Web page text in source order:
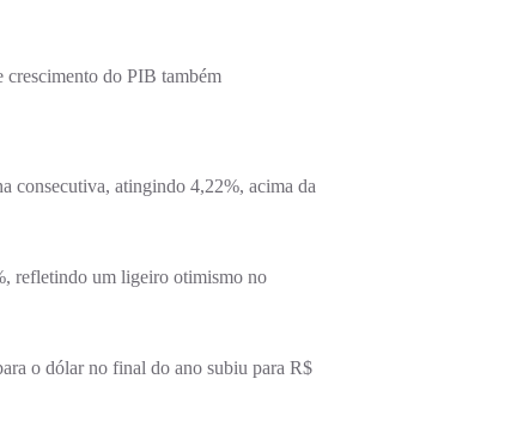
crescimento do PIB também
consecutiva, atingindo 4,22%, acima da
refletindo um ligeiro otimismo no
o dólar no final do ano subiu para R$